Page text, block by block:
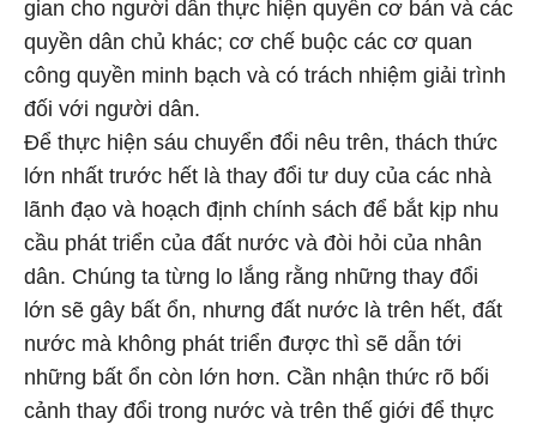
gian cho người dân thực hiện quyền cơ bản và các
quyền dân chủ khác; cơ chế buộc các cơ quan
công quyền minh bạch và có trách nhiệm giải trình
đối với người dân.
Để thực hiện sáu chuyển đổi nêu trên, thách thức
lớn nhất trước hết là thay đổi tư duy của các nhà
lãnh đạo và hoạch định chính sách để bắt kịp nhu
cầu phát triển của đất nước và đòi hỏi của nhân
dân. Chúng ta từng lo lắng rằng những thay đổi
lớn sẽ gây bất ổn, nhưng đất nước là trên hết, đất
nước mà không phát triển được thì sẽ dẫn tới
những bất ổn còn lớn hơn. Cần nhận thức rõ bối
cảnh thay đổi trong nước và trên thế giới để thực